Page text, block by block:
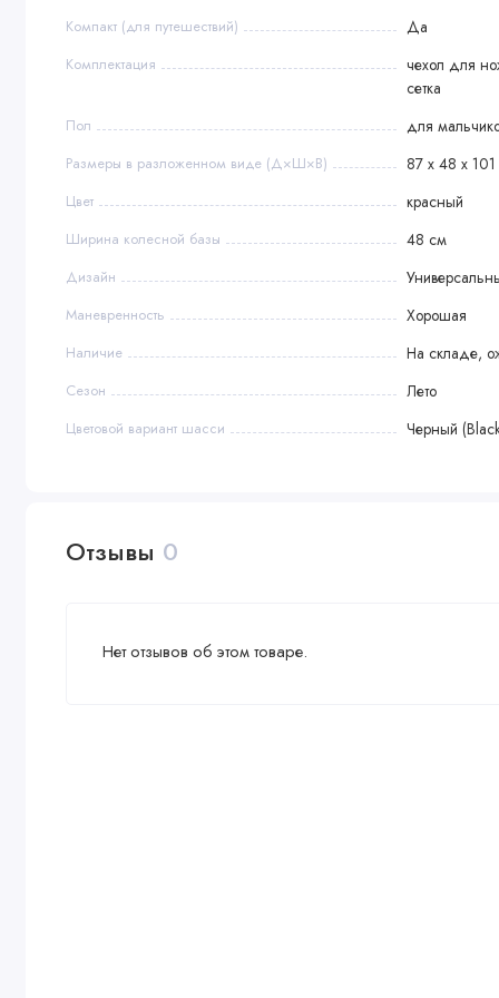
Компакт (для путешествий) Да
Комплектация
чехол для
сетка
Пол для
Размеры в разложенном виде (Д×Ш×В) 87 x 48 x
Цвет красный
Ширина колесной базы 48 см
Дизайн
Маневренность Хорошая
Наличие На складе,
Сезон Лето
Цветовой вариант шасси Черный
Отзывы 0
Нет отзывов об этом товаре.